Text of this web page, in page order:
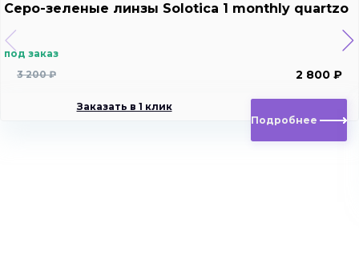
Серо-зеленые линзы Solotica 1 monthly quartzo
под заказ
3 200 ₽
2 800 ₽
Заказать в 1 клик
Подробнее